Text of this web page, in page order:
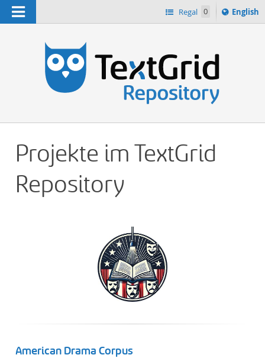
Navigation Regal 0
Switch
English
Projekte im TextGrid
Repository
American Drama Corpus